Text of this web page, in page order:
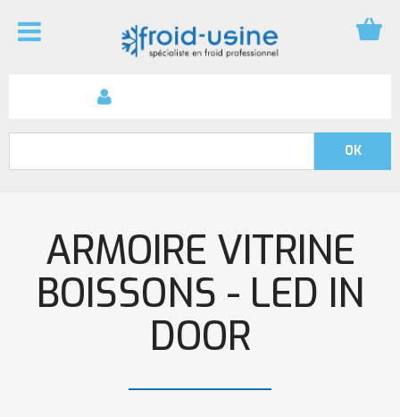
ARMOIRE VITRINE
BOISSONS - LED IN
DOOR